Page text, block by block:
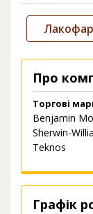
Про
Торгові
Benjamin
Sherwin-
Teknos
Графік